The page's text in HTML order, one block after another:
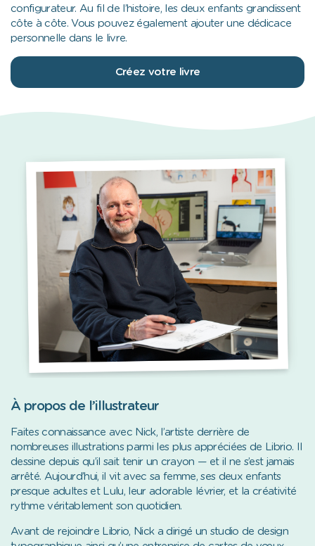
configurateur. Au fil de l’histoire, les deux enfants grandissent
côte à côte. Vous pouvez également ajouter une dédicace
personnelle dans le livre.
Créez votre livre
À propos de l’illustrateur
Faites connaissance avec Nick, l’artiste derrière de
nombreuses illustrations parmi les plus appréciées de Librio. Il
dessine depuis qu’il sait tenir un crayon — et il ne s’est jamais
arrêté. Aujourd’hui, il vit avec sa femme, ses deux enfants
presque adultes et Lulu, leur adorable lévrier, et la créativité
rythme véritablement son quotidien.
Avant de rejoindre Librio, Nick a dirigé un studio de design